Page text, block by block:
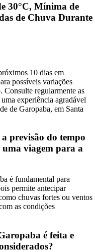
30°C, Mínima de
de Chuva Durante
10 dias em
possíveis variações
Consulte regularmente as
experiência agradável
de Garopaba, em Santa
previsão do tempo
viagem para a
é fundamental para
permite antecipar
chuvas fortes ou ventos
as condições
é feita e